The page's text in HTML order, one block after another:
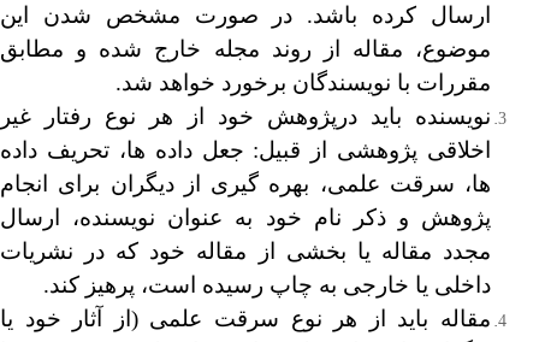
ارسال کرده باشد. در صورت مشخص شدن این
موضوع، مقاله از روند مجله خارج شده و مطابق
مقررات با نویسندگان برخورد خواهد شد.
نویسنده باید درپژوهش خود از هر نوع رفتار غیر
اخلاقی پژوهشی از قبیل: جعل داده ها، تحریف داده
ها، سرقت علمی، بهره گیری از دیگران برای انجام
پژوهش و ذکر نام خود به عنوان نویسنده، ارسال
مجدد مقاله یا بخشی از مقاله خود که در نشریات
داخلی یا خارجی به چاپ رسیده است، پرهیز کند.
مقاله باید از هر نوع سرقت علمی (از آثار خود یا